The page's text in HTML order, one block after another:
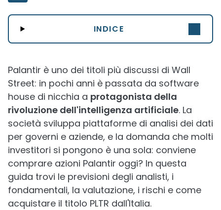
INDICE
Palantir è uno dei titoli più discussi di Wall
Street: in pochi anni è passata da software
house di nicchia a protagonista della
rivoluzione dell'intelligenza artificiale. La
società sviluppa piattaforme di analisi dei dati
per governi e aziende, e la domanda che molti
investitori si pongono è una sola: conviene
comprare azioni Palantir oggi? In questa
guida trovi le previsioni degli analisti, i
fondamentali, la valutazione, i rischi e come
acquistare il titolo PLTR dall'Italia.